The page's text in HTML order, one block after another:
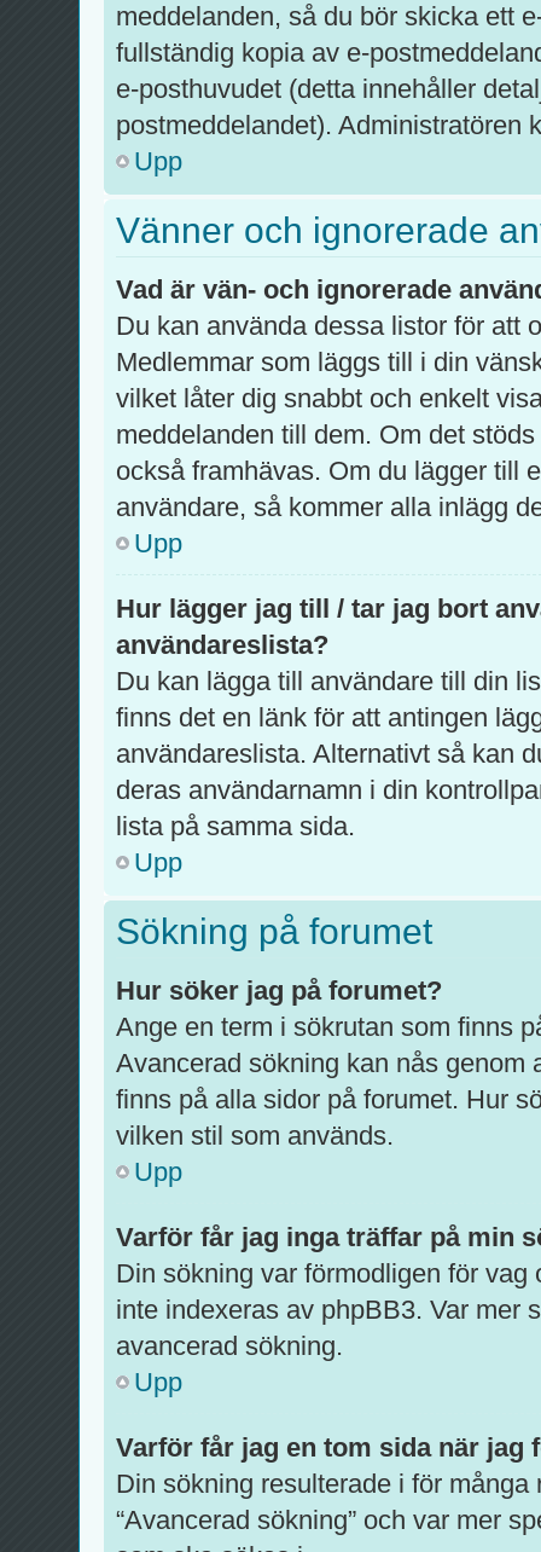
meddelanden, så du bör skicka ett
fullständig kopia av e-
e-posthuvudet (detta innehåller
postmeddelandet). Administratören
Upp
Vänner och ignorerade
Vad är vän- och ignorerade
Du kan använda dessa listor för att
Medlemmar som läggs till i din
vilket låter dig snabbt och enkelt
meddelanden till dem. Om det
också framhävas. Om du lägger till
användare, så kommer alla inlägg
Upp
Hur lägger jag till / tar jag bort
användareslista?
Du kan lägga till användare till din
finns det en länk för att antingen
användareslista. Alternativt så kan
deras användarnamn i din
lista på samma sida.
Upp
Sökning på forumet
Hur söker jag på forumet?
Ange en term i sökrutan som finns
Avancerad sökning kan nås genom
finns på alla sidor på forumet. Hur
vilken stil som används.
Upp
Varför får jag inga träffar på min
Din sökning var förmodligen för
inte indexeras av phpBB3. Var mer
avancerad sökning.
Upp
Varför får jag en tom sida när jag
Din sökning resulterade i för
“Avancerad sökning” och var mer